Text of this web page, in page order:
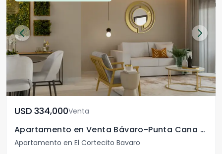
USD	334,000Venta
Apartamento en Venta Bávaro-Punta Cana con Vista al Mar
Apartamento en El Cortecito Bavaro